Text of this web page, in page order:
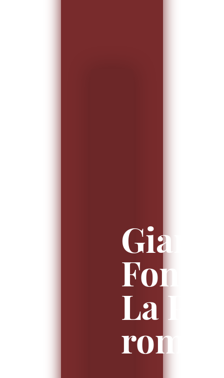
La